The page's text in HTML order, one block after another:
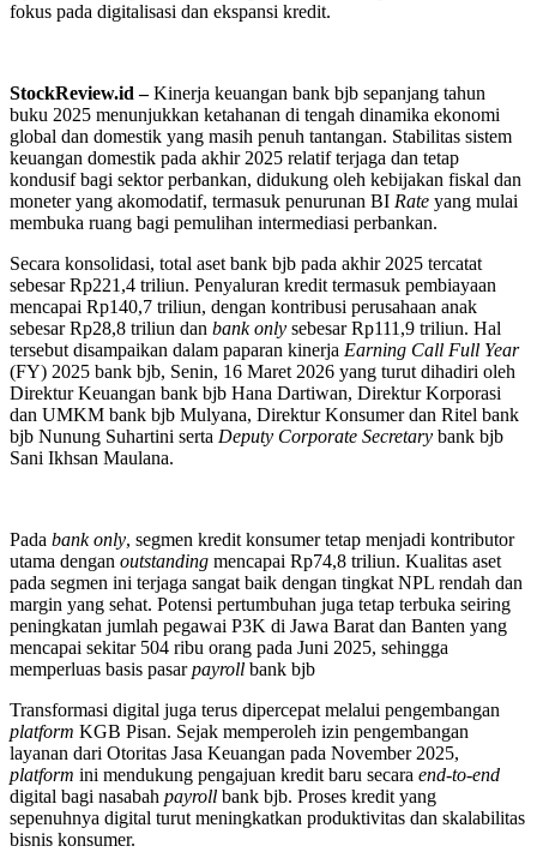
fokus pada digitalisasi dan ekspansi kredit.
StockReview.id –Kinerja keuangan bank bjb sepanjang tahun
buku 2025 menunjukkan ketahanan di tengah dinamika ekonomi
global dan domestik yang masih penuh tantangan. Stabilitas sistem
keuangan domestik pada akhir 2025 relatif terjaga dan tetap
kondusif bagi sektor perbankan, didukung oleh kebijakan fiskal dan
moneter yang akomodatif, termasuk penurunan BI Rate yang mulai
membuka ruang bagi pemulihan intermediasi perbankan.
Secara konsolidasi, total aset bank bjb pada akhir 2025 tercatat
sebesar Rp221,4 triliun. Penyaluran kredit termasuk pembiayaan
mencapai Rp140,7 triliun, dengan kontribusi perusahaan anak
sebesar Rp28,8 triliun dan bank only sebesar Rp111,9 triliun. Hal
tersebut disampaikan dalam paparan kinerja Earning Call Full Year
(FY) 2025 bank bjb, Senin, 16 Maret 2026 yang turut dihadiri oleh
Direktur Keuangan bank bjb Hana Dartiwan, Direktur Korporasi
dan UMKM bank bjb Mulyana, Direktur Konsumer dan Ritel bank
bjb Nunung Suhartini serta Deputy Corporate Secretary bank bjb
Sani Ikhsan Maulana.
Pada bank only, segmen kredit konsumer tetap menjadi kontributor
utama dengan outstanding mencapai Rp74,8 triliun. Kualitas aset
pada segmen ini terjaga sangat baik dengan tingkat NPL rendah dan
margin yang sehat. Potensi pertumbuhan juga tetap terbuka seiring
peningkatan jumlah pegawai P3K di Jawa Barat dan Banten yang
mencapai sekitar 504 ribu orang pada Juni 2025, sehingga
memperluas basis pasarpayroll bank bjb
Transformasi digital juga terus dipercepat melalui pengembangan
platform KGB Pisan. Sejak memperoleh izin pengembangan
layanan dari Otoritas Jasa Keuangan pada November 2025,
platform ini mendukung pengajuan kredit baru secara end-to-end
digital bagi nasabah payroll bank bjb. Proses kredit yang
sepenuhnya digital turut meningkatkan produktivitas dan skalabilitas
bisnis konsumer.